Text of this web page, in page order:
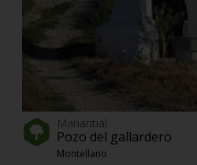
Manantial
Pozo del gallardero
Montellano